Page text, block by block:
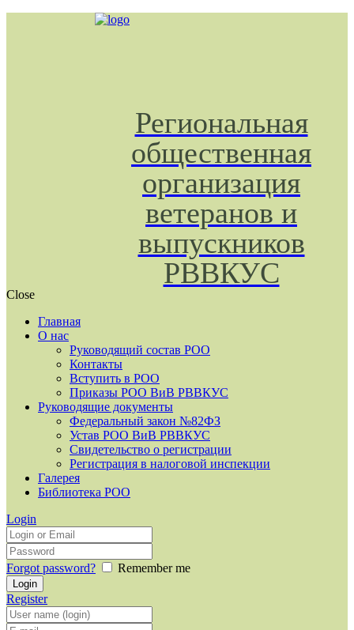
Региональная
общественная
организация
ветеранов и
выпускников
РВВКУС
Close
Главная
О нас
Руководящий состав РОО
Контакты
Вступить в РОО
Приказы РОО ВиВ РВВКУС
Руководящие документы
Федеральный закон №82ФЗ
Устав РОО ВиВ РВВКУС
Свидетельство о регистрации
Регистрация в налоговой инспекции
Галерея
Библиотека РОО
Login
Forgot password? Remember me
Register